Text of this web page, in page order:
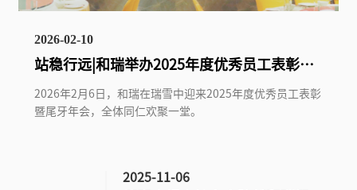
2026-02-10
站稳行远|和瑞举办2025年度优秀员工表彰暨
尾牙年会
2026年2月6日，和瑞在瑞雪中迎来2025年度优秀员工表彰
暨尾牙年会，全体同仁欢聚一堂。
2025-11-06